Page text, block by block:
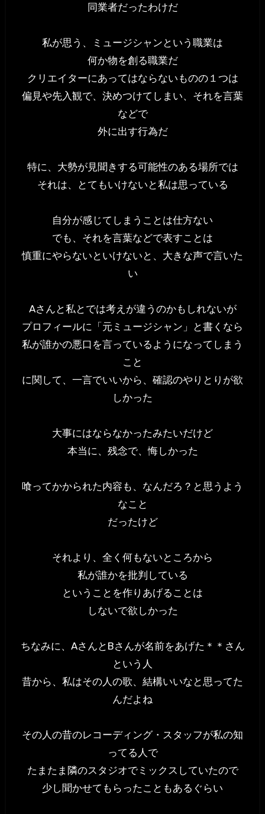
同業者だったわけだ
私が思う、ミュージシャンという職業は
何か物を創る職業だ
クリエイターにあってはならないものの１つは
偏見や先入観で、決めつけてしまい、それを言葉
などで
外に出す行為だ
特に、大勢が見聞きする可能性のある場所では
それは、とてもいけないと私は思っている
自分が感じてしまうことは仕方ない
でも、それを言葉などで表すことは
慎重にやらないといけないと、大きな声で言いた
い
Aさんと私とでは考えが違うのかもしれないが
プロフィールに「元ミュージシャン」と書くなら
私が誰かの悪口を言っているようになってしまう
こと
に関して、一言でいいから、確認のやりとりが欲
しかった
大事にはならなかったみたいだけど
本当に、残念で、悔しかった
喰ってかかられた内容も、なんだろ？と思うよう
なこと
だったけど
それより、全く何もないところから
私が誰かを批判している
ということを作りあげることは
しないで欲しかった
ちなみに、AさんとBさんが名前をあげた＊＊さん
という人
昔から、私はその人の歌、結構いいなと思ってた
んだよね
その人の昔のレコーディング・スタッフが私の知
ってる人で
たまたま隣のスタジオでミックスしていたので
少し聞かせてもらったこともあるぐらい